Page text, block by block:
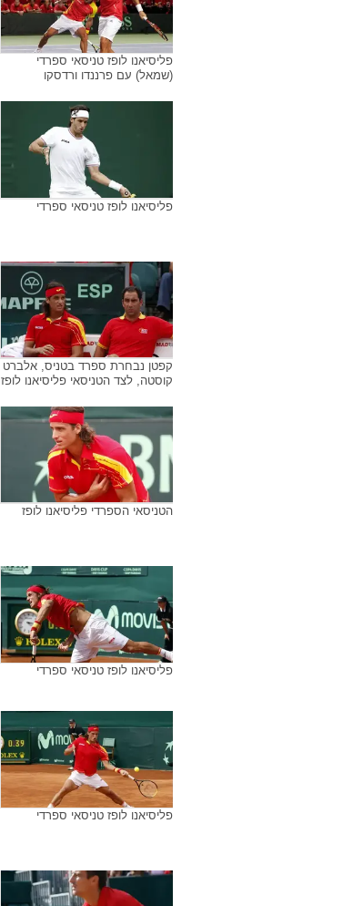
פליסיאנו לופז טניסאי ספרדי
(שמאל) עם פרננדו ורדסקו
פליסיאנו לופז טניסאי ספרדי
קפטן נבחרת ספרד בטניס, אלברט
קוסטה, לצד הטניסאי פליסיאנו לופז
הטניסאי הספרדי פליסיאנו לופז
פליסיאנו לופז טניסאי ספרדי
פליסיאנו לופז טניסאי ספרדי